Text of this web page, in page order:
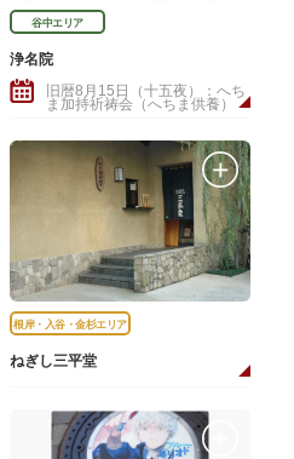
谷中エリア
浄名院
旧暦8月15日（十五夜）：へち
ま加持祈祷会（へちま供養）
根岸・入谷・金杉エリア
ねぎし三平堂